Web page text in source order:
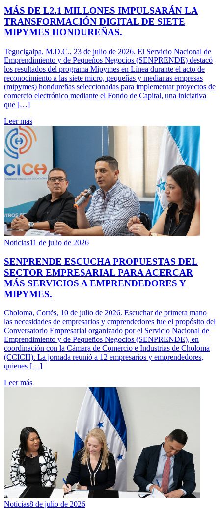
MÁS DE L2.1 MILLONES IMPULSARÁN LA
TRANSFORMACIÓN DIGITAL DE SIETE
MIPYMES HONDUREÑAS.
Tegucigalpa, M.D.C., 23 de julio de 2026. El Servicio Nacional de
Emprendimiento y de Pequeños Negocios (SENPRENDE) destacó
los resultados del programa Mipymes en Línea durante el acto de
reconocimiento a las siete micro, pequeñas y medianas empresas
(mipymes) hondureñas seleccionadas para implementar proyectos de
comercio electrónico mediante el Fondo de Capital, una iniciativa
que […]
Leer más
Noticias11 de julio de 2026
SENPRENDE ESCUCHA PROPUESTAS DEL
SECTOR EMPRESARIAL PARA ACERCAR
MÁS SERVICIOS A EMPRENDEDORES Y
MIPYMES.
Choloma, Cortés, 10 de julio de 2026. Escuchar de primera mano
las necesidades de empresarios y emprendedores fue el propósito del
Conversatorio Empresarial organizado por el Servicio Nacional de
Emprendimiento y de Pequeños Negocios (SENPRENDE), en
coordinación con la Cámara de Comercio e Industrias de Choloma
(CCICH). La jornada reunió a 12 empresarios y emprendedores,
quienes […]
Leer más
Noticias8 de julio de 2026